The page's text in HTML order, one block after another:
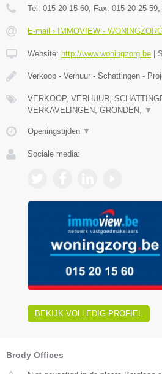
Tel: 015 20 15 60 , Fax: 015 20 25 59
E-mail › IMMOVIEW -
Website: http://www.woningzorg.be |
Verkoop - Verhuur - Schattingen -
VERKOOP, VERHUUR,
VERKAVELINGEN, GRONDEN,
▼
Openingstijden ▼
Sociale media:
BEKIJK VOLLEDIG PROFIEL
Brody Offices